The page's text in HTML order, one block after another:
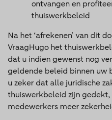
ontvangen en
thuiswerkbeleid
Na het ‘afrekenen’ van dit
VraagHugo het
dat u indien gewenst nog
geldende beleid binnen uw
u zeker dat alle juridische
thuiswerkbeleid zijn gedekt,
medewerkers meer